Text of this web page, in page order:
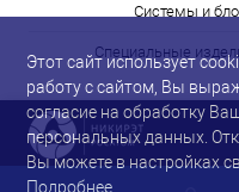
Системы и
Специальные
Этот сайт использует
работу с сайтом, Вы
согласие на обработку
персональных данных.
Вы можете в настройках
Подробнее